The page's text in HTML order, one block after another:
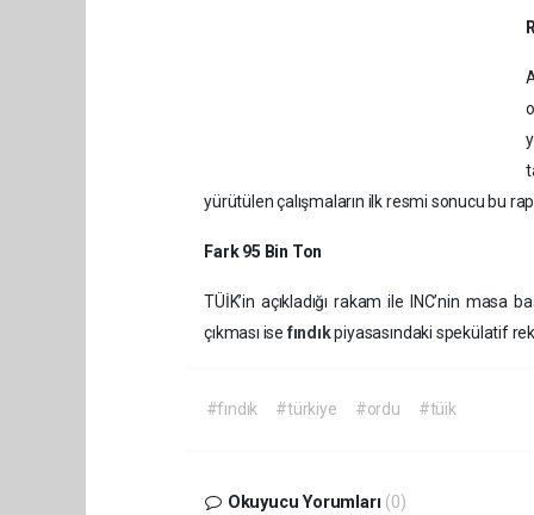
yürütülen çalışmaların ilk resmi sonucu bu
Fark 95 Bin Ton
TÜİK’in açıkladığı rakam ile INC’nin
çıkması ise fındıkpiyasasındaki spekülatif
#fındık #türkiye #ordu #tüik
Okuyucu Yorumları (0)